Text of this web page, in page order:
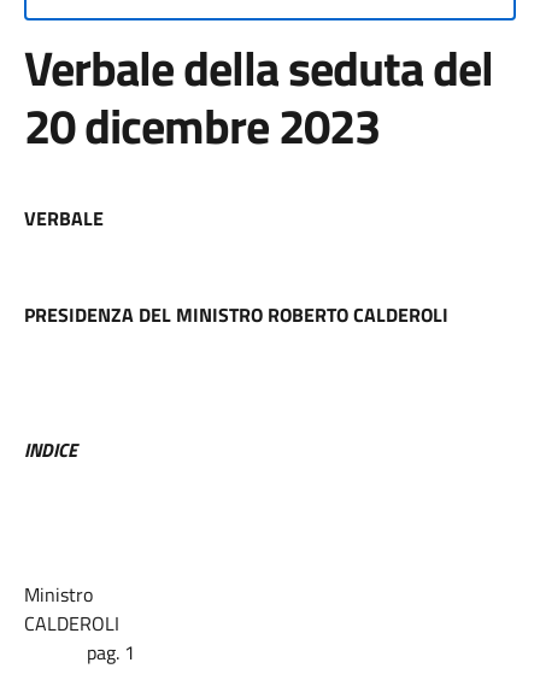
Verbale della seduta del
20 dicembre 2023
VERBALE
PRESIDENZA DEL MINISTRO ROBERTO CALDEROLI
INDICE
Ministro
CALDEROLI
pag. 1